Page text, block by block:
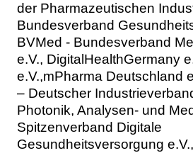
der Pharmazeutischen
Bundesverband
BVMed - Bundesverband
e.V., DigitalHealthGermany
e.V.,mPharma Deutschland
– Deutscher
Photonik, Analysen- und
Spitzenverband Digitale
Gesundheitsversorgung